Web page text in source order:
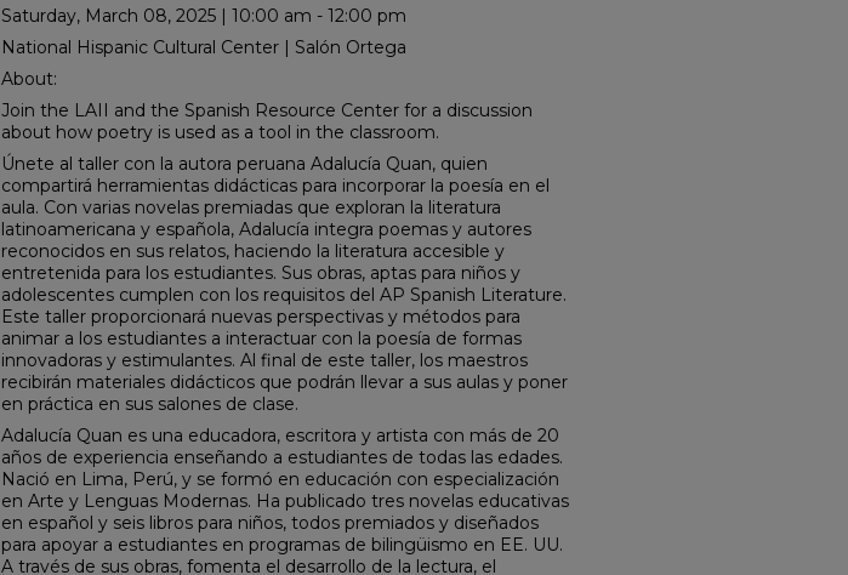
Saturday, March 08, 2025 | 10:00 am - 12:00 pm
National Hispanic Cultural Center | Salón Ortega
About:
Join the LAII and the Spanish Resource Center for a discussion
about how poetry is used as a tool in the classroom.
Únete al taller con la autora peruana Adalucía Quan, quien
compartirá herramientas didácticas para incorporar la poesía en el
aula. Con varias novelas premiadas que exploran la literatura
latinoamericana y española, Adalucía integra poemas y autores
reconocidos en sus relatos, haciendo la literatura accesible y
entretenida para los estudiantes. Sus obras, aptas para niños y
adolescentes cumplen con los requisitos del AP Spanish Literature.
Este taller proporcionará nuevas perspectivas y métodos para
animar a los estudiantes a interactuar con la poesía de formas
innovadoras y estimulantes. Al final de este taller, los maestros
recibirán materiales didácticos que podrán llevar a sus aulas y poner
en práctica en sus salones de clase.
Adalucía Quan es una educadora, escritora y artista con más de 20
años de experiencia enseñando a estudiantes de todas las edades.
Nació en Lima, Perú, y se formó en educación con especialización
en Arte y Lenguas Modernas. Ha publicado tres novelas educativas
en español y seis libros para niños, todos premiados y diseñados
para apoyar a estudiantes en programas de bilingüismo en EE. UU.
A través de sus obras, fomenta el desarrollo de la lectura, el